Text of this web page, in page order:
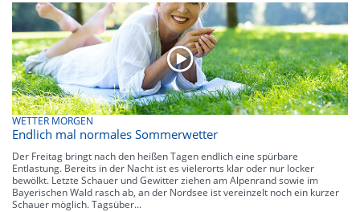
WETTER MORGEN
Endlich mal normales Sommerwetter
Der Freitag bringt nach den heißen Tagen endlich eine spürbare
Entlastung. Bereits in der Nacht ist es vielerorts klar oder nur locker
bewölkt. Letzte Schauer und Gewitter ziehen am Alpenrand sowie im
Bayerischen Wald rasch ab, an der Nordsee ist vereinzelt noch ein kurzer
Schauer möglich. Tagsüber...